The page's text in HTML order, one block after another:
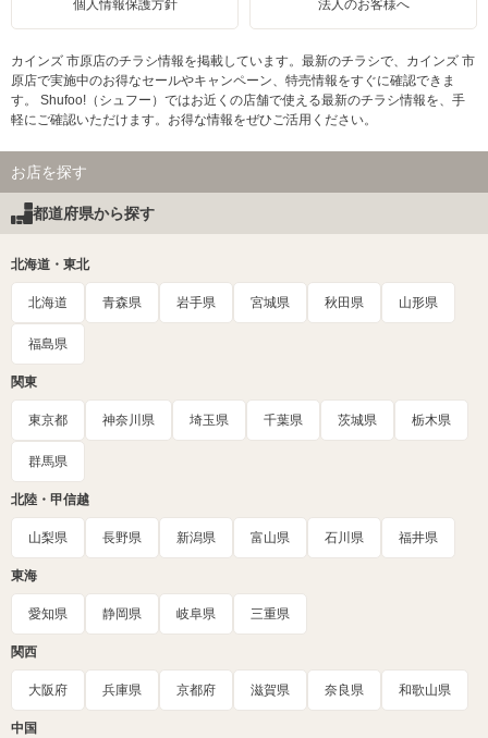
個人情報保護方針 法人のお客様へ
カインズ 市原店のチラシ情報を掲載しています。最新のチラシで、カインズ 市
原店で実施中のお得なセールやキャンペーン、特売情報をすぐに確認できま
す。 Shufoo!（シュフー）ではお近くの店舗で使える最新のチラシ情報を、手
軽にご確認いただけます。お得な情報をぜひご活用ください。
お店を探す
都道府県から探す
北海道・東北
北海道 青森県 岩手県 宮城県 秋田県 山形県
福島県
関東
東京都 神奈川県 埼玉県 千葉県 茨城県 栃木県
群馬県
北陸・甲信越
山梨県 長野県 新潟県 富山県 石川県 福井県
東海
愛知県 静岡県 岐阜県 三重県
関西
大阪府 兵庫県 京都府 滋賀県 奈良県 和歌山県
中国